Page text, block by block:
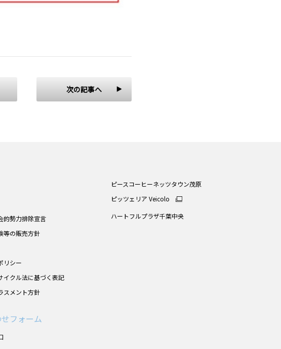
次の記事へ
的勢力排除宣言
等の販売方針
リシー
イクル法に基づく表記
スメント方針
フォーム
ピースコーヒーネッツタウン茂原
ピッツェリア Veicolo
ハートフルプラザ千葉中央